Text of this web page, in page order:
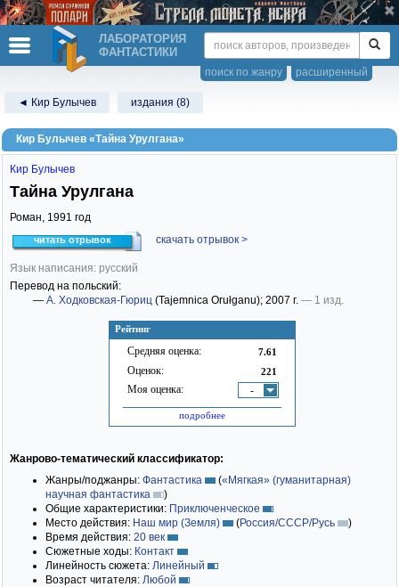
ЛАБОРАТОРИЯ
ФАНТАСТИКИ
расширенный
поиск по жанру
◄ Кир Булычев издания (8)
Кир Булычев «Тайна Урулгана»
Рейтинг
Средняя оценка: 7.61
Оценок: 221
Моя оценка: -
подробнее
Кир Булычев
Тайна Урулгана
Роман, 1991 год
читать отрывок скачать отрывок >
Язык написания: русский
Перевод на польский:
— А. Ходковская-Гюриц (Tajemnica Orułganu); 2007 г. — 1 изд.
Жанрово-тематический классификатор:
Жанры/поджанры: Фантастика («Мягкая» (гуманитарная)
научная фантастика
)
Общие характеристики: Приключенческое
Место действия: Наш мир (Земля) (Россия/СССР/Русь
)
Время действия: 20 век
Сюжетные ходы: Контакт
Линейность сюжета: Линейный
Возраст читателя: Любой